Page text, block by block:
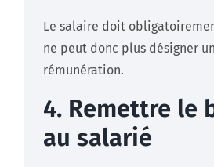
Le salaire doit
ne peut donc plus désigner
rémunération.
4. Remettre le
au salarié